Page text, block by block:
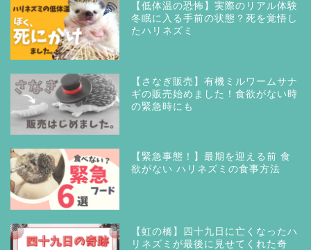
【低体温の恐怖】実際のリアル体験
冬眠に入る手前の状態？死を覚悟し
たハリネズミ
【さなぎ販売】有機ミルワームサナ
ギの販売始めました！食欲がない時
の緊急時にも
【緊急事態！】最期を迎える前 食
欲がない ハリネズミの食事方法
【虹の橋】四十九日に亡くなったハ
リネズミが最後に見せてくれた奇